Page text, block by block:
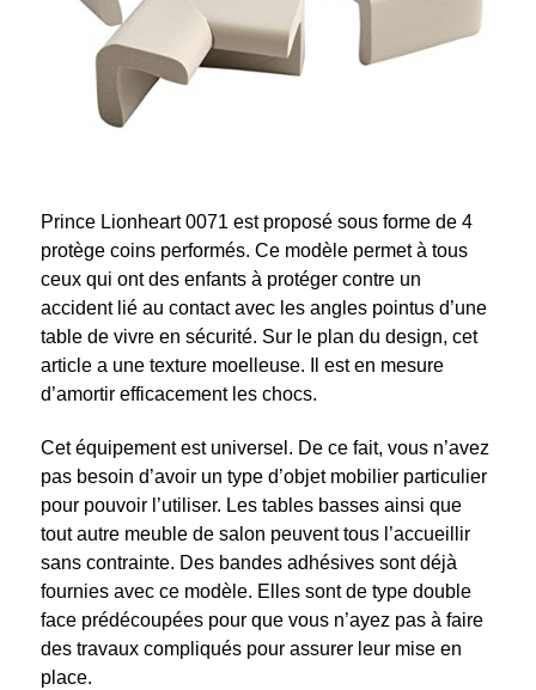
Prince Lionheart 0071 est proposé sous forme de 4
protège coins performés. Ce modèle permet à tous
ceux qui ont des enfants à protéger contre un
accident lié au contact avec les angles pointus d’une
table de vivre en sécurité. Sur le plan du design, cet
article a une texture moelleuse. Il est en mesure
d’amortir efficacement les chocs.
Cet équipement est universel. De ce fait, vous n’avez
pas besoin d’avoir un type d’objet mobilier particulier
pour pouvoir l’utiliser. Les tables basses ainsi que
tout autre meuble de salon peuvent tous l’accueillir
sans contrainte. Des bandes adhésives sont déjà
fournies avec ce modèle. Elles sont de type double
face prédécoupées pour que vous n’ayez pas à faire
des travaux compliqués pour assurer leur mise en
place.